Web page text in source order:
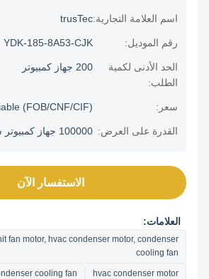
اسم العلامة التجارية:trusTec
رقم الموديل: YDK-185-8A53-CJK
الحد الأدنى لكمية
الطلب:
200 جهاز كمبيوتر
(FOB/CNF/CIF)
القدرة على العرض: 100000 جهاز كمبيوتر شخصي شهري
الاستفسار الآن
العلامات:
unit fan motor, hvac condenser motor, condenser
cooling fan
hvac condenser motor
condenser cooling fan